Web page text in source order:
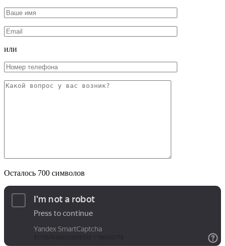
или
Осталось 700 символов